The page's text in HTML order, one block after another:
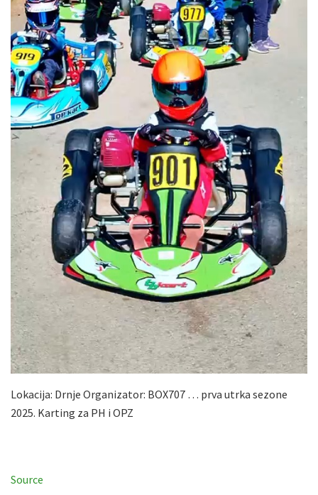
Lokacija: Drnje Organizator: BOX707 … prva utrka sezone
2025. Karting za PH i OPZ
Source